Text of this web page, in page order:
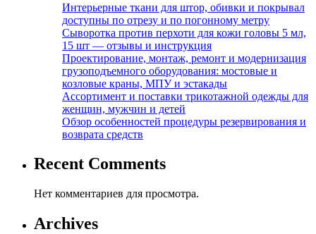
Интерьерные ткани для штор, обивки и покрывал
доступны по отрезу и по погонному метру
Сыворотка против перхоти для кожи головы 5 мл,
15 шт — отзывы и инструкция
Проектирование, монтаж, ремонт и модернизация
грузоподъемного оборудования: мостовые и
козловые краны, МПУ и эстакады
Ассортимент и поставки трикотажной одежды для
женщин, мужчин и детей
Обзор особенностей процедуры резервирования и
возврата средств
Recent Comments
Нет комментариев для просмотра.
Archives